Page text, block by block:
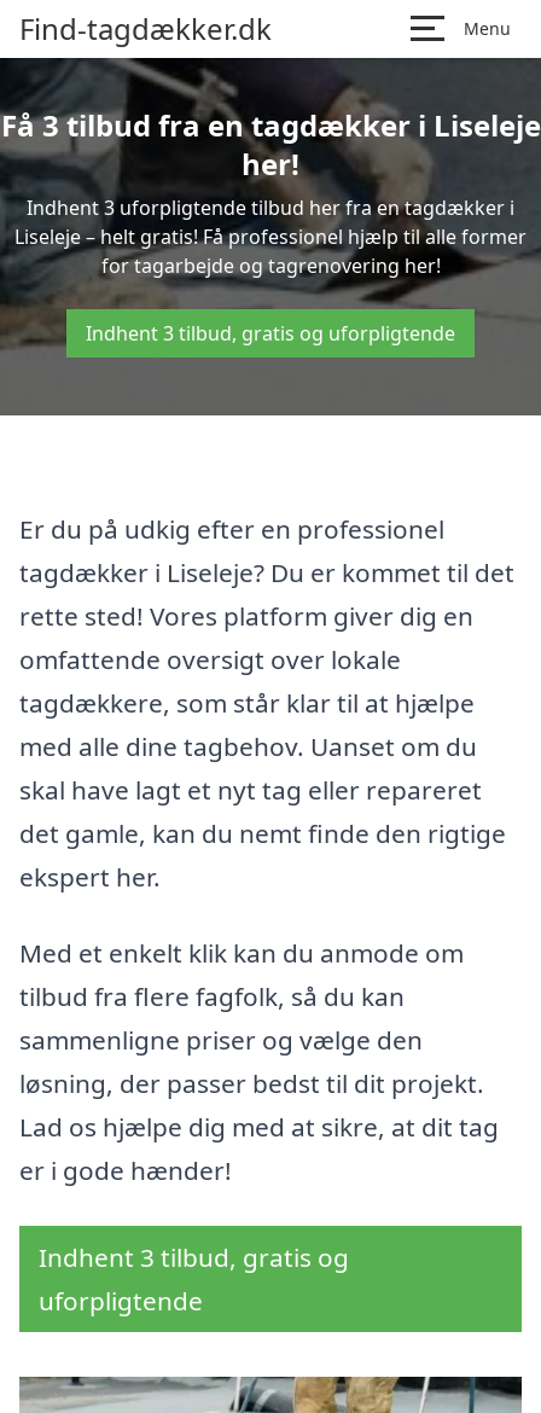
Find-tagdækker.dk Menu
Få 3 tilbud fra en tagdækker i Liseleje
her!
Indhent 3 uforpligtende tilbud her fra en tagdækker i
Liseleje – helt gratis! Få professionel hjælp til alle former
for tagarbejde og tagrenovering her!
Indhent 3 tilbud, gratis og uforpligtende
Er du på udkig efter en professionel
tagdækker i Liseleje? Du er kommet til det
rette sted! Vores platform giver dig en
omfattende oversigt over lokale
tagdækkere, som står klar til at hjælpe
med alle dine tagbehov. Uanset om du
skal have lagt et nyt tag eller repareret
det gamle, kan du nemt finde den rigtige
ekspert her.
Med et enkelt klik kan du anmode om
tilbud fra flere fagfolk, så du kan
sammenligne priser og vælge den
løsning, der passer bedst til dit projekt.
Lad os hjælpe dig med at sikre, at dit tag
er i gode hænder!
Indhent 3 tilbud, gratis og
uforpligtende